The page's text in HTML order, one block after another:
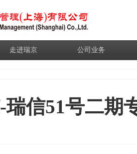
走进瑞京 公司业务
瑞信51号二期